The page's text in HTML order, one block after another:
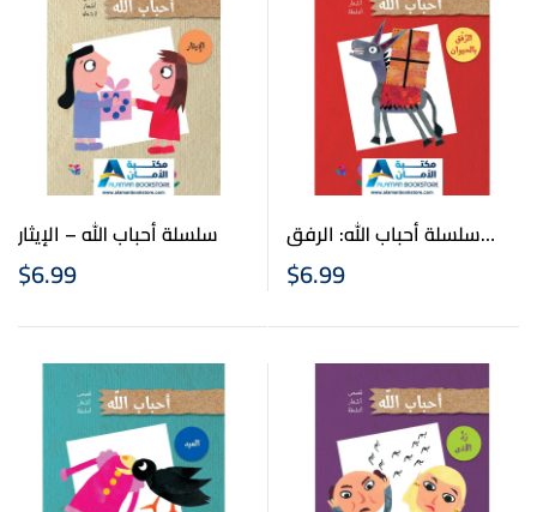
سلسلة أحباب الله – الإيثار
$6.99
سلسلة أحباب الله: الرفق
بالحيوان
$6.99